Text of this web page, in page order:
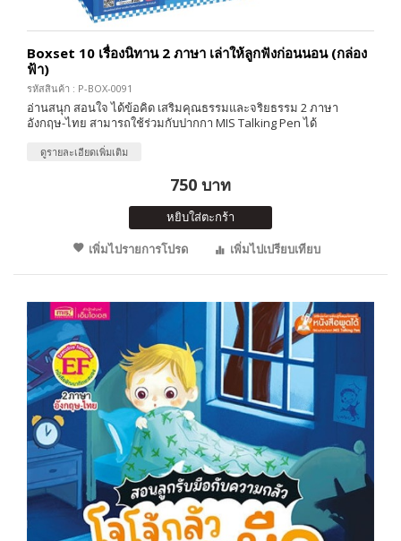
Boxset 10 เรื่องนิทาน 2 ภาษา เล่าให้ลูกฟังก่อนนอน (กล่อง
ฟ้า)
รหัสสินค้า : P-BOX-0091
อ่านสนุก สอนใจ ได้ข้อคิด เสริมคุณธรรมและจริยธรรม 2 ภาษา
อังกฤษ-ไทย สามารถใช้ร่วมกับปากกา MIS Talking Pen ได้
ดูรายละเอียดเพิ่มเติม
750 บาท
หยิบใส่ตะกร้า
เพิ่มไปรายการโปรด
เพิ่มไปเปรียบเทียบ